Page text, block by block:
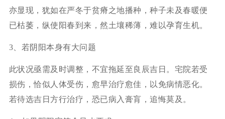
亦显现，犹如在严冬于贫瘠之地播种，种子未及春暖便
已枯萎，纵使阳春到来，然土壤稀薄，难以孕育生机。
3、若阴阳本身有大问题
此状况亟需及时调整，不宜拖延至良辰吉日。宅院若受
损伤，恰似人体受伤，愈早治疗愈佳，以免病情恶化。
若待选吉日方行治疗，恐已病入膏肓，追悔莫及。